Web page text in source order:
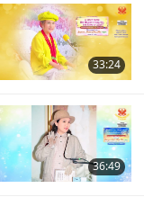
33:24
36:49